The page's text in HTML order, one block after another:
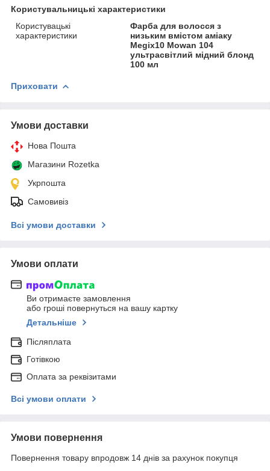
Користувальницькі характеристики
Користувацькі
характеристики
Фарба для волосся з
низьким вмістом аміаку
Megix10 Mowan 104
ультрасвітлий мідний блонд
100 мл
Приховати
Умови доставки
Нова Пошта
Магазини Rozetka
Укрпошта
Самовивіз
Всі умови доставки
Умови оплати
Ви отримаєте замовлення
або гроші повернуться на вашу картку
Детальніше
Післяплата
Готівкою
Оплата за реквізитами
Всі умови оплати
Умови повернення
Повернення товару впродовж 14 днів за рахунок покупця